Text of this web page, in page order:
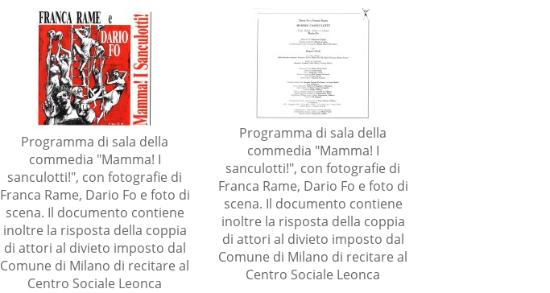
Programma di sala della
commedia "Mamma! I
sanculotti!", con fotografie di
Franca Rame, Dario Fo e foto di
scena. Il documento contiene
inoltre la risposta della coppia
di attori al divieto imposto dal
Comune di Milano di recitare al
Centro Sociale Leonca
Programma di sala della
commedia "Mamma! I
sanculotti!", con fotografie di
Franca Rame, Dario Fo e foto di
scena. Il documento contiene
inoltre la risposta della coppia
di attori al divieto imposto dal
Comune di Milano di recitare al
Centro Sociale Leonca